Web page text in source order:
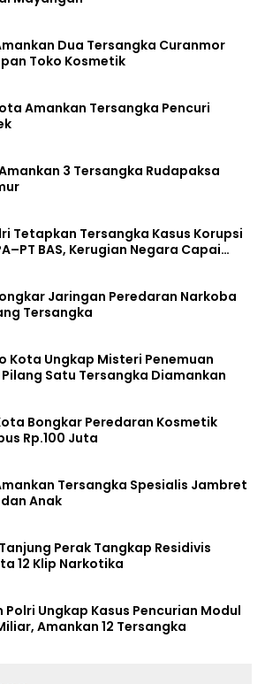
Dua Tersangka Curanmor
Toko Kosmetik
Amankan Tersangka Pencuri
3 Tersangka Rudapaksa
Tetapkan Tersangka Kasus Korupsi
BAS, Kerugian Negara Capai
Jaringan Peredaran Narkoba
Tersangka
Kota Ungkap Misteri Penemuan
Satu Tersangka Diamankan
Bongkar Peredaran Kosmetik
Rp.100 Juta
Tersangka Spesialis Jambret
Anak
Perak Tangkap Residivis
12 Klip Narkotika
Polri Ungkap Kasus Pencurian Modul
Amankan 12 Tersangka